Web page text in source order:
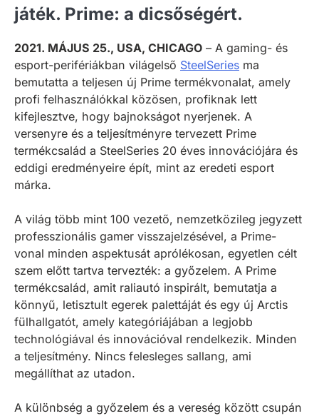
játék. Prime: a dicsőségért.
2021. MÁJUS 25., USA, CHICAGO – A gaming- és
esport-perifériákban világelső SteelSeries ma
bemutatta a teljesen új Prime termékvonalat, amely
profi felhasználókkal közösen, profiknak lett
kifejlesztve, hogy bajnokságot nyerjenek. A
versenyre és a teljesítményre tervezett Prime
termékcsalád a SteelSeries 20 éves innovációjára és
eddigi eredményeire épít, mint az eredeti esport
márka.
A világ több mint 100 vezető, nemzetközileg jegyzett
professzionális gamer visszajelzésével, a Prime-
vonal minden aspektusát aprólékosan, egyetlen célt
szem előtt tartva tervezték: a győzelem. A Prime
termékcsalád, amit raliautó inspirált, bemutatja a
könnyű, letisztult egerek palettáját és egy új Arctis
fülhallgatót, amely kategóriájában a legjobb
technológiával és innovációval rendelkezik. Minden
a teljesítmény. Nincs felesleges sallang, ami
megállíthat az utadon.
A különbség a győzelem és a vereség között csupán